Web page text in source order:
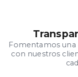
Fomentamos
con nuestros